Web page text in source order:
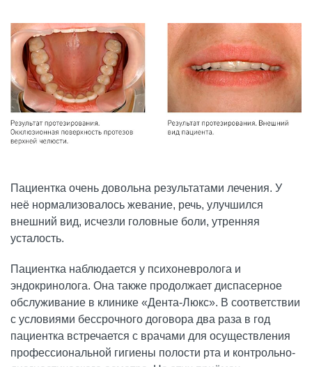
Пациентка очень довольна результатами лечения. У
неё нормализовалось жевание, речь, улучшился
внешний вид, исчезли головные боли, утренняя
усталость.
Пациентка наблюдается у психоневролога и
эндокринолога. Она также продолжает диспасерное
обслуживание в клинике «Дента-Люкс». В соответствии
с условиями бессрочного договора два раза в год
пациентка встречается с врачами для осуществления
профессиональной гигиены полости рта и контрольно-